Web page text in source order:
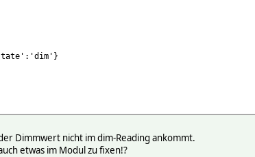
Dimmwert nicht im dim-Reading ankommt.
etwas im Modul zu fixen!?